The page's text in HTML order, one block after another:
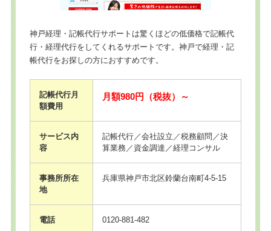
神戸経理・記帳代行サポートは驚くほどの低価格で記帳代
行・経理代行をしてくれるサポートです。神戸で経理・記
帳代行をお探しの方におすすめです。
記帳代行月
額費用
月額980円（税抜）～
サービス内
容
記帳代行／会社設立／税務顧問／決
算業務／資金調達／経理コンサル
事務所所在
地
兵庫県神戸市北区鈴蘭台南町4-5-15
電話 0120-881-482